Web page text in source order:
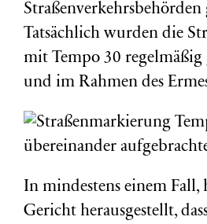
Straßenverkehrsbehörden
Tatsächlich wurden die
mit Tempo 30
und im Rahmen des
In mindestens einem Fall,
Gericht herausgestellt,